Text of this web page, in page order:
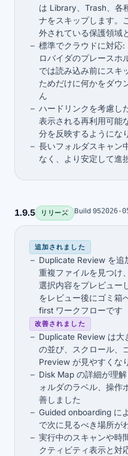
は Library、Trash、各
ナをスキップします。
外されている保護領域
標準でクラウドに対応
ロバイダのプレースホ
では読み込み前にスキ
ためだけに何かをダウ
ん
ハードリンクを考慮し
表示される再利用可能
分を反映するようにな
長いフォルダスキャン
なく、より安定して進
1.9.5 リリース Build 952026-
追加されました
Duplicate Review を追
重複ファイルを見つけ
選択内容をプレビュー
をレビュー後にゴミ箱
first ワークフローです
改善されました
Duplicate Review は大
の並び、スクロール、
Preview が見やすくな
Disk Map の詳細が理
ォルダのラベル、操作
善しました
Guided onboarding に
で次に見るべき場所が
実行中のスキャンや時
クティビティ表示と対